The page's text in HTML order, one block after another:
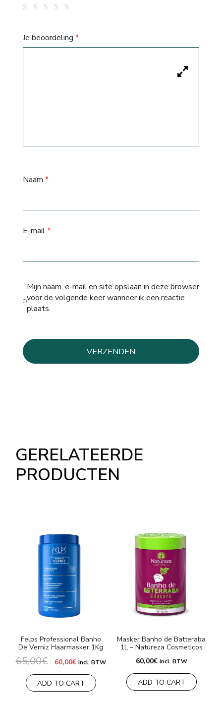
Je beoordeling *
Naam *
E-mail*
Mijn naam, e-mail en site opslaan in deze browser
voor de volgende keer wanneer ik een reactie
plaats.
GERELATEERDE
PRODUCTEN
Felps Professional Banho
De Verniz Haarmasker 1Kg
65,00€ Oorspronkelijke
prijs
was:
65,00€.
60,00€Huidige
is:
60,00€.
incl. BTW
ADD TO CART
Masker Banho de Batteraba
1L – Natureza Cosmeticos
60,00€ incl. BTW
ADD TO CART